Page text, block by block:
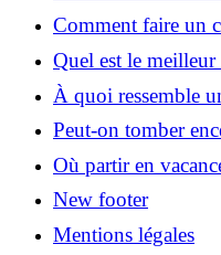
justificatif ?
Comment faire un
Quel est le
cheveux efficace ?
À quoi ressemble
Peut-on tomber
prend la pilule ?
Où partir en
New footer
Mentions légales